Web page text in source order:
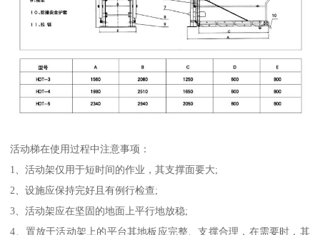
活动梯在使用过程中注意事项：
1、活动架仅用于短时间的作业，其支撑面要大;
2、设施应保持完好且有例行检查;
3、活动架应在坚固的地面上平行地放稳;
4、置放于活动架上的平台其地板应完整、支撑合理，在需要时，其